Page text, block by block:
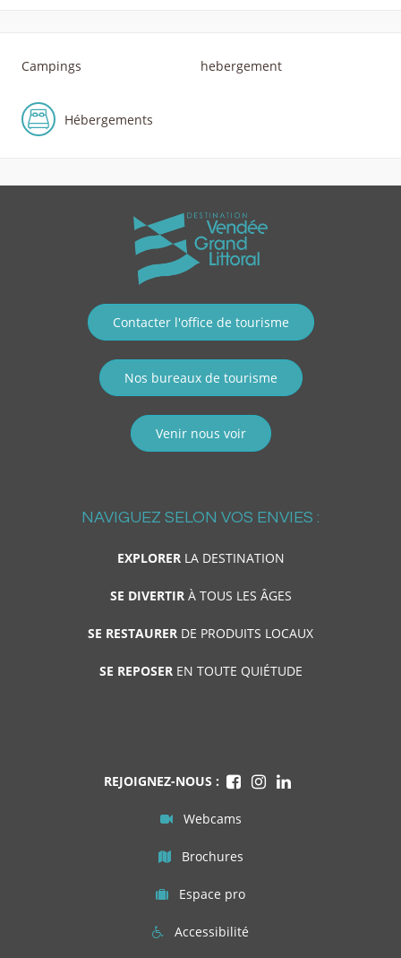
Campings hebergement
Hébergements
Contacter l'office de tourisme
Nos bureaux de tourisme
Venir nous voir
NAVIGUEZ SELON VOS ENVIES :
EXPLORERLA DESTINATION
SE DIVERTIRÀ TOUS LES ÂGES
SE RESTAURER DE PRODUITS LOCAUX
SE REPOSEREN TOUTE QUIÉTUDE
REJOIGNEZ-NOUS :
Webcams
Brochures
Espace pro
Accessibilité